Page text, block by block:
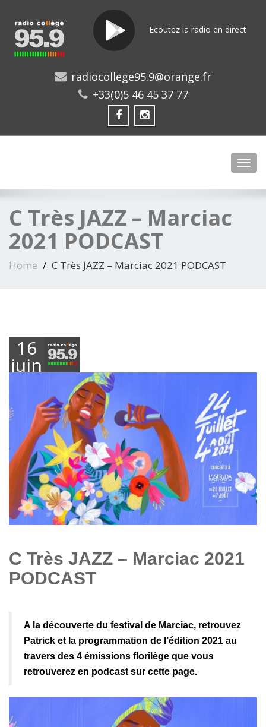
Ecoutez la radio en direct
radiocollege95.9@orange.fr
+33(0)5 46 45 37 77
C Très JAZZ – Marciac
2021 PODCAST
Home C Très JAZZ – Marciac 2021 PODCAST
16
juin
C Très JAZZ – Marciac 2021
PODCAST
A la découverte du festival de Marciac, retrouvez
Patrick et la programmation de l’édition 2021 au
travers des 4 émissions florilège que vous
retrouverez en podcast sur cette page.